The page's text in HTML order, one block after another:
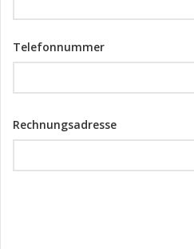
Telefonnummer
Rechnungsadresse